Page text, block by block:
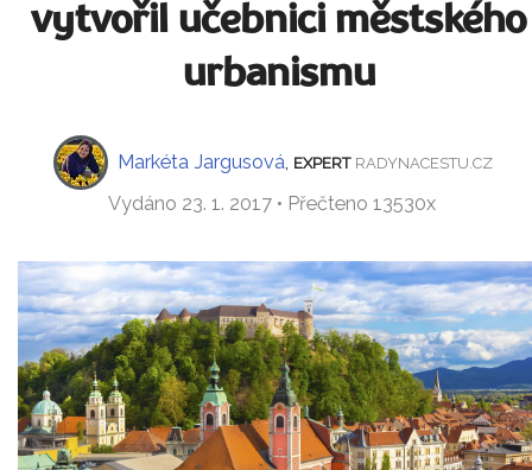
vytvořil učebnici městského
urbanismu
Markéta Jargusová EXPERT RADYNACESTU.CZ
Vydáno 23. 1. 2017 • Přečteno 13530x